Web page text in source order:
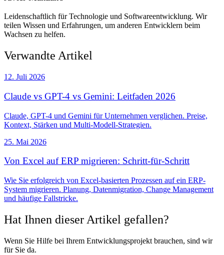
Leidenschaftlich für Technologie und Softwareentwicklung. Wir
teilen Wissen und Erfahrungen, um anderen Entwicklern beim
Wachsen zu helfen.
Verwandte Artikel
12. Juli 2026
Claude vs GPT-4 vs Gemini: Leitfaden 2026
Claude, GPT-4 und Gemini für Unternehmen verglichen. Preise,
Kontext, Stärken und Multi-Modell-Strategien.
25. Mai 2026
Von Excel auf ERP migrieren: Schritt-für-Schritt
Wie Sie erfolgreich von Excel-basierten Prozessen auf ein ERP-
System migrieren. Planung, Datenmigration, Change Management
und häufige Fallstricke.
Hat Ihnen dieser Artikel gefallen?
Wenn Sie Hilfe bei Ihrem Entwicklungsprojekt brauchen, sind wir
für Sie da.